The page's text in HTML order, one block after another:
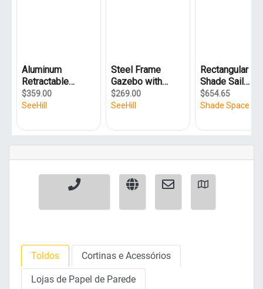
Toldos Cortinas e Acessórios
Lojas de Papel de Parede